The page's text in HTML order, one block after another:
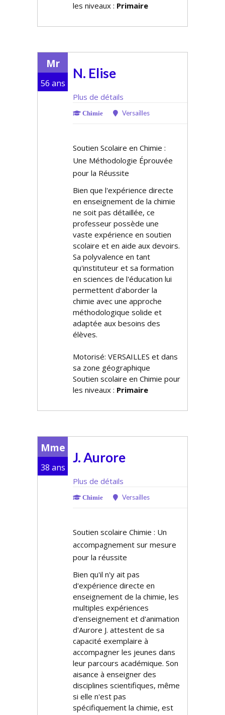
les niveaux : Primaire
Mr
56 ans
N. Elise
Plus de détails
Chimie Versailles
Soutien Scolaire en Chimie :
Une Méthodologie Éprouvée
pour la Réussite
Bien que l'expérience directe
en enseignement de la chimie
ne soit pas détaillée, ce
professeur possède une
vaste expérience en soutien
scolaire et en aide aux devoirs.
Sa polyvalence en tant
qu'instituteur et sa formation
en sciences de l'éducation lui
permettent d'aborder la
chimie avec une approche
méthodologique solide et
adaptée aux besoins des
élèves.
Motorisé: VERSAILLES et dans
sa zone géographique
Soutien scolaire en Chimie pour
les niveaux : Primaire
Mme
38 ans
J. Aurore
Plus de détails
Chimie Versailles
Soutien scolaire Chimie : Un
accompagnement sur mesure
pour la réussite
Bien qu'il n'y ait pas
d'expérience directe en
enseignement de la chimie, les
multiples expériences
d'enseignement et d'animation
d'Aurore J. attestent de sa
capacité exemplaire à
accompagner les jeunes dans
leur parcours académique. Son
aisance à enseigner des
disciplines scientifiques, même
si elle n'est pas
spécifiquement la chimie, est